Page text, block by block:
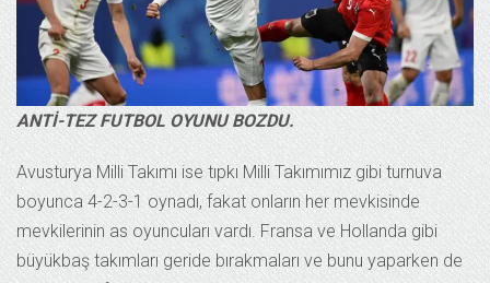
ANTİ-TEZ FUTBOL OYUNU BOZDU.
Avusturya Milli Takımı ise tıpkı Milli Takımımız gibi turnuva
boyunca 4-2-3-1 oynadı, fakat onların her mevkisinde
mevkilerinin as oyuncuları vardı. Fransa ve Hollanda gibi
büyükbaş takımları geride bırakmaları ve bunu yaparken de